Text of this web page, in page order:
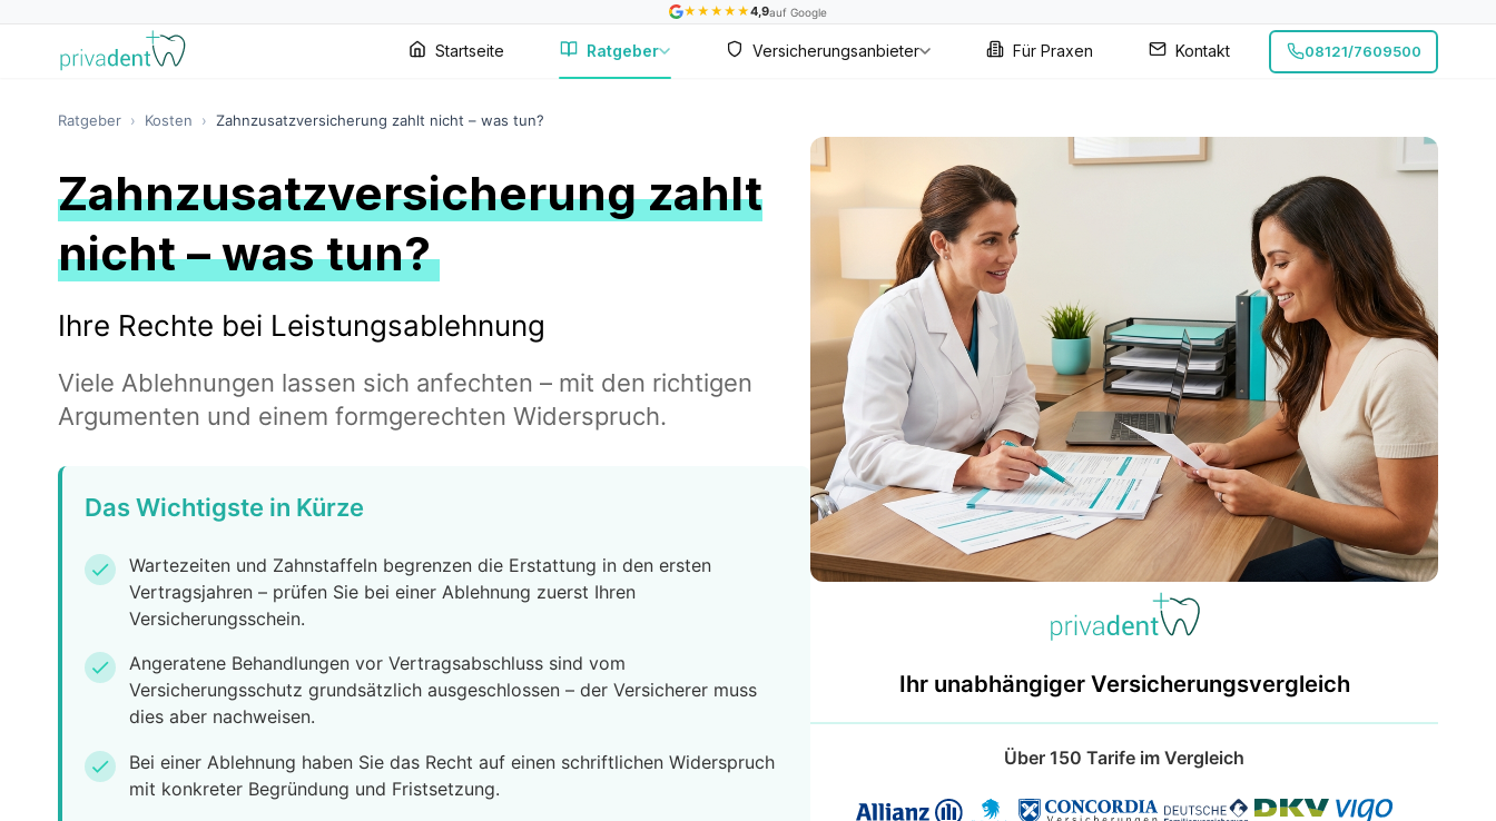
★ ★ ★ ★ ★4,9auf Google
Startseite Ratgeber Versicherungsanbieter Für Praxen Kontakt 08121/7609500
Ratgeber › Kosten › Zahnzusatzversicherung zahlt nicht – was tun?
Zahnzusatzversicherung zahlt
nicht – was tun?
Ihre Rechte bei Leistungsablehnung
Viele Ablehnungen lassen sich anfechten – mit den richtigen
Argumenten und einem formgerechten Widerspruch.
Das Wichtigste in Kürze
check
Wartezeiten und Zahnstaffeln begrenzen die Erstattung in den ersten
Vertragsjahren – prüfen Sie bei einer Ablehnung zuerst Ihren
Versicherungsschein.
check
Angeratene Behandlungen vor Vertragsabschluss sind vom
Versicherungsschutz grundsätzlich ausgeschlossen – der Versicherer muss
dies aber nachweisen.
check
Bei einer Ablehnung haben Sie das Recht auf einen schriftlichen Widerspruch
mit konkreter Begründung und Fristsetzung.
Ihr unabhängiger Versicherungsvergleich
Über 150 Tarife im Vergleich